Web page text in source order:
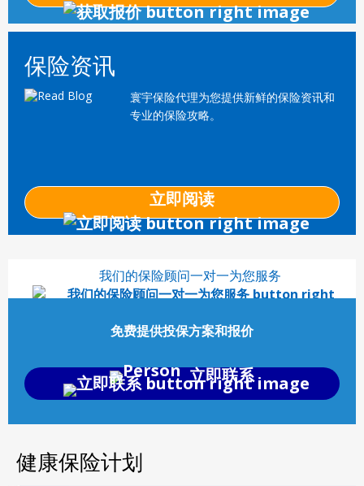
保险资讯
寰宇保险代理为您提供新鲜的保险资讯和
专业的保险攻略。
立即阅读
我们的保险顾问一对一为您服务
免费提供投保方案和报价
立即联系
健康保险计划